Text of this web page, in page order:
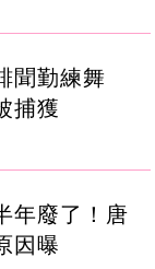
聞勤練舞
捕獲
年廢了！唐
因曝